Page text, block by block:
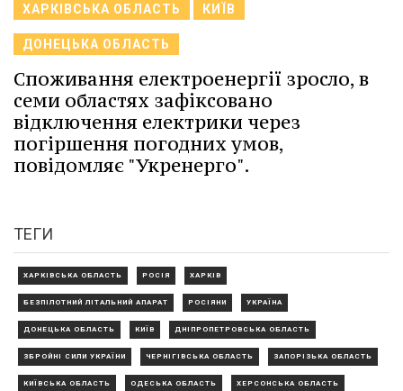
ХАРКІВСЬКА ОБЛАСТЬ КИЇВ
ДОНЕЦЬКА ОБЛАСТЬ
Споживання електроенергії зросло, в
семи областях зафіксовано
відключення електрики через
погіршення погодних умов,
повідомляє "Укренерго".
ТЕГИ
ХАРКІВСЬКА ОБЛАСТЬ РОСІЯ ХАРКІВ
БЕЗПІЛОТНИЙ ЛІТАЛЬНИЙ АПАРАТ РОСІЯНИ УКРАЇНА
ДОНЕЦЬКА ОБЛАСТЬ КИЇВ ДНІПРОПЕТРОВСЬКА ОБЛАСТЬ
ЗБРОЙНІ СИЛИ УКРАЇНИ ЧЕРНІГІВСЬКА ОБЛАСТЬ ЗАПОРІЗЬКА ОБЛАСТЬ
КИЇВСЬКА ОБЛАСТЬ ОДЕСЬКА ОБЛАСТЬ ХЕРСОНСЬКА ОБЛАСТЬ